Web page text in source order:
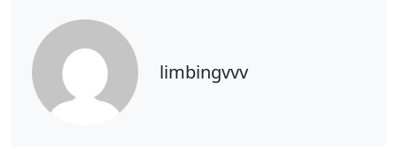
limbingvvv